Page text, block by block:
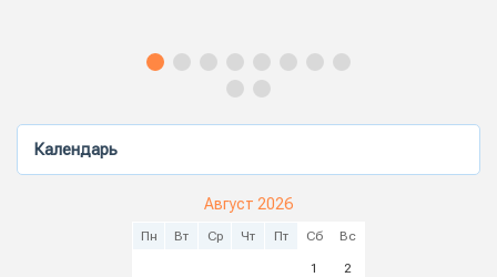
Календарь
Август 2026
Пн Вт Ср Чт Пт Сб Вс
1
2